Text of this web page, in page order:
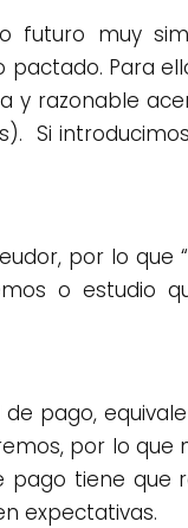
futuro muy
Para
y razonable
Si
por lo que
o estudio
pago,
por lo
tiene que
expectativas.